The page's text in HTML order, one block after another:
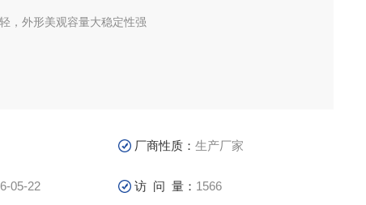
，外形美观容量大稳定性强
厂商性质：生产厂家
05-22 访 问 量： 1566